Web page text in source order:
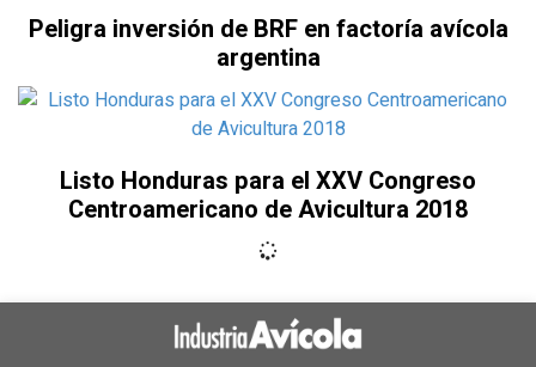
Peligra inversión de BRF en factoría avícola
argentina
Listo Honduras para el XXV Congreso
Centroamericano de Avicultura 2018